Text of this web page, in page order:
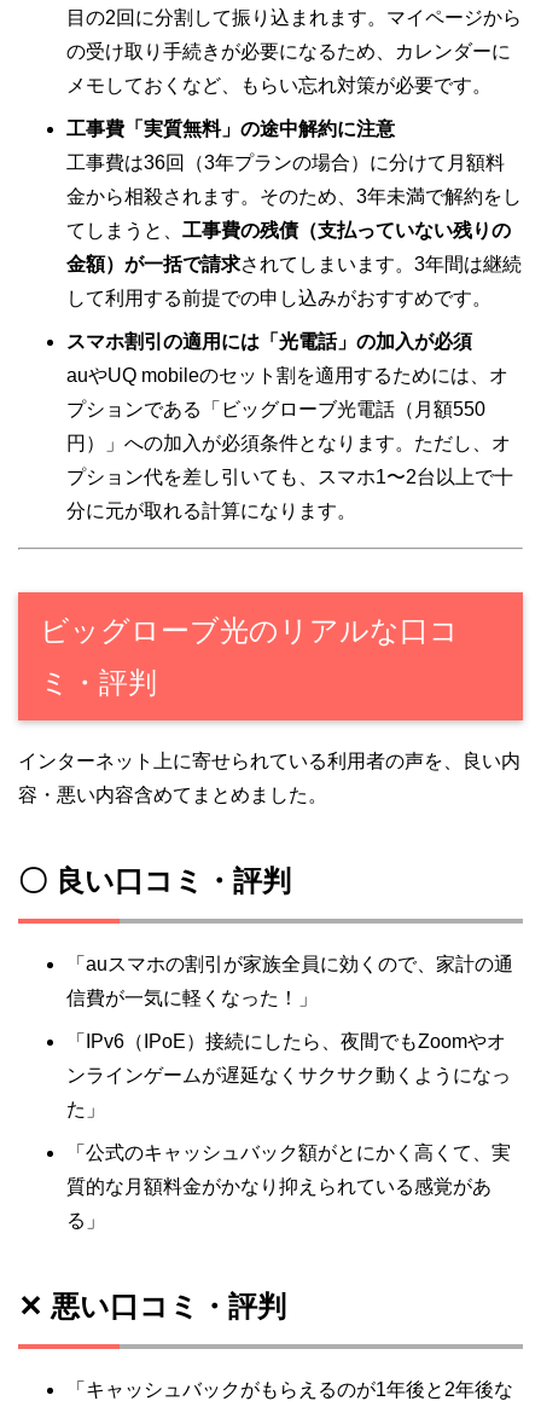
目の2回に分割して振り込まれます。マイページから
の受け取り手続きが必要になるため、カレンダーに
メモしておくなど、もらい忘れ対策が必要です。
工事費「実質無料」の途中解約に注意
工事費は36回（3年プランの場合）に分けて月額料
金から相殺されます。そのため、3年未満で解約をし
てしまうと、 工事費の残債（支払っていない残りの
金額）が一括で請求されてしまいます。3年間は継続
して利用する前提での申し込みがおすすめです。
スマホ割引の適用には「光電話」の加入が必須
auやUQ mobileのセット割を適用するためには、オ
プションである「ビッグローブ光電話（月額550
円）」への加入が必須条件となります。ただし、オ
プション代を差し引いても、スマホ1〜2台以上で十
分に元が取れる計算になります。
ビッグローブ光のリアルな口コ
ミ・評判
インターネット上に寄せられている利用者の声を、良い内
容・悪い内容含めてまとめました。
〇 良い口コミ・評判
「auスマホの割引が家族全員に効くので、家計の通
信費が一気に軽くなった！」
「IPv6（IPoE）接続にしたら、夜間でもZoomやオ
ンラインゲームが遅延なくサクサク動くようになっ
た」
「公式のキャッシュバック額がとにかく高くて、実
質的な月額料金がかなり抑えられている感覚があ
る」
✕ 悪い口コミ・評判
「キャッシュバックがもらえるのが1年後と2年後な